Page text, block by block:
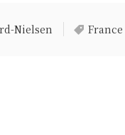
Nielsen France